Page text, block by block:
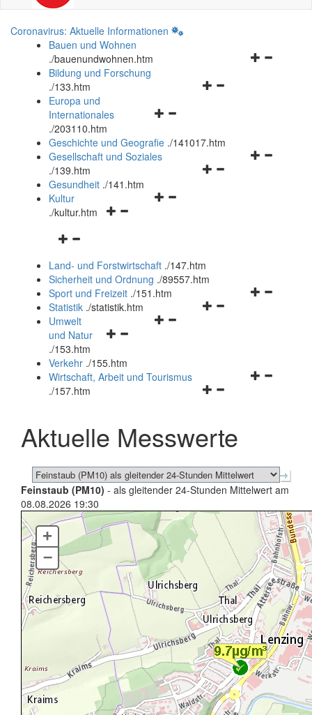
Coronavirus: Aktuelle Informationen
Bauen und Wohnen
./bauenundwohnen.htm
Navigationsmenü
Bildung und Forschung
./133.htm
Navigationsmenü
und
schließen
Europa und
Internationales
./203110.htm
Geschichte und Geografie ./141017.htm
Navigationsmenü
Gesellschaft und Soziales
./139.htm
Navigationsmenü
Gesundheit ./141.htm
Navigationsmenü
Kultur
./kultur.htm
Navigationsmenü
und
schließen
Land- und Forstwirtschaft ./147.htm
Sicherheit und Ordnung ./89557.htm
Navigationsmenü
Sport und Freizeit ./151.htm
Navigationsmenü
Statistik ./statistik.htm
Navigationsmenü
und
schließen
Umwelt
und Natur
./153.htm
Verkehr ./155.htm
Navigationsmenü
schließen
Wirtschaft, Arbeit und Tourismus
./157.htm
Aktuelle Messwerte
Feinstaub (PM10) - als gleitender 24-Stunden Mittelwert am
08.08.2026 19:30
+
–